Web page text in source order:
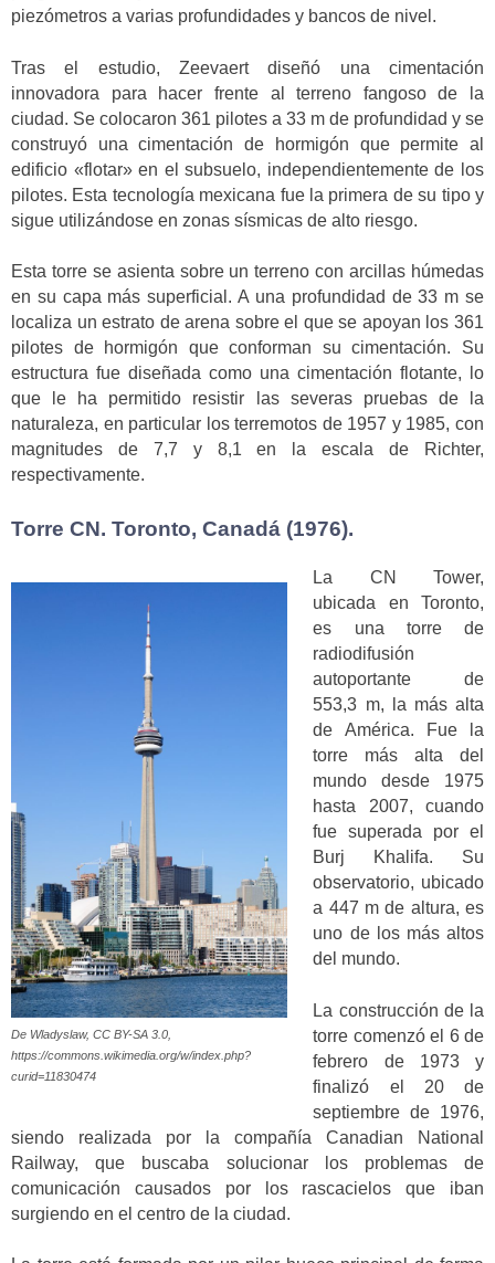
piezómetros a varias profundidades y bancos de nivel.
Tras el estudio, Zeevaert diseñó una cimentación
innovadora para hacer frente al terreno fangoso de la
ciudad. Se colocaron 361 pilotes a 33 m de profundidad y se
construyó una cimentación de hormigón que permite al
edificio «flotar» en el subsuelo, independientemente de los
pilotes. Esta tecnología mexicana fue la primera de su tipo y
sigue utilizándose en zonas sísmicas de alto riesgo.
Esta torre se asienta sobre un terreno con arcillas húmedas
en su capa más superficial. A una profundidad de 33 m se
localiza un estrato de arena sobre el que se apoyan los 361
pilotes de hormigón que conforman su cimentación. Su
estructura fue diseñada como una cimentación flotante, lo
que le ha permitido resistir las severas pruebas de la
naturaleza, en particular los terremotos de 1957 y 1985, con
magnitudes de 7,7 y 8,1 en la escala de Richter,
respectivamente.
Torre CN. Toronto, Canadá (1976).
De Wladyslaw, CC BY-SA 3.0,
https://commons.wikimedia.org/w/index.php?
curid=11830474
La CN Tower,
ubicada en Toronto,
es una torre de
radiodifusión
autoportante de
553,3 m, la más alta
de América. Fue la
torre más alta del
mundo desde 1975
hasta 2007, cuando
fue superada por el
Burj Khalifa. Su
observatorio, ubicado
a 447 m de altura, es
uno de los más altos
del mundo.
La construcción de la
torre comenzó el 6 de
febrero de 1973 y
finalizó el 20 de
septiembre de 1976,
siendo realizada por la compañía Canadian National
Railway, que buscaba solucionar los problemas de
comunicación causados por los rascacielos que iban
surgiendo en el centro de la ciudad.